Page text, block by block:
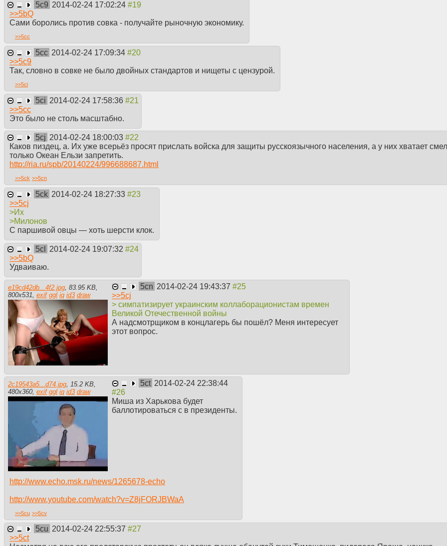
5c9 2014-02-24 17:02:24
>>5bQ
Сами боролись против совка - получайте рыночную экономику.
>>5cc
5cc 2014-02-24 17:09:34
>>5c9
Так, словно в совке не было двойных стандартов и нищеты с цензурой.
>>5ci
5ci 2014-02-24 17:58:36
>>5cc
Это было не столь масштабно.
5cj 2014-02-24 18:00:03
Каков пиздец, а. Их уже всерьёз просят прислать войска для защиты русскоязычного населения, а у них хватает
только Океан Ельзи запретить.
http://ria.ru/spb/20140224/996688687.html
>>5ck >>5cn
5ck 2014-02-24 18:27:33
>>5cj
>Их
>Милонов
С паршивой овцы — хоть шерсти клок.
5cl
2014-02-24 19:07:32
>>5bQ
Удваиваю.
e19cd42db...4f2.jpg, 83.95 KB,
800x531, exif ggl iq id3 draw
5cn 2014-02-24 19:43:37
>>5cj
> симпатизирует украинским коллаборационистам времен
Великой Отечественной войны
А надсмотрщиком в концлагерь бы пошёл? Меня интересует
этот вопрос.
2c19543a5...d74.jpg, 15.2 KB,
480x360, exif ggl iq id3 draw
5ct 2014-02-24 22:38:44
Миша из Харькова будет
баллотироваться с в президенты.
http://www.echo.msk.ru/news/1265678-echo
http://www.youtube.com/watch?v=Z8jFORJBWaA
>>5cu >>5cv
5cu 2014-02-24 22:55:37
>>5ct